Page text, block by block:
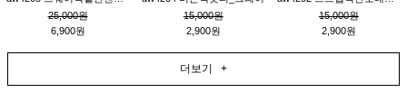
25,000원
6,900원
15,000원
2,900원
15,000원
2,900원
더보기 +